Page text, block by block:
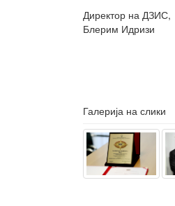
Директор на ДЗИС,
Блерим Идризи
Галерија на слики